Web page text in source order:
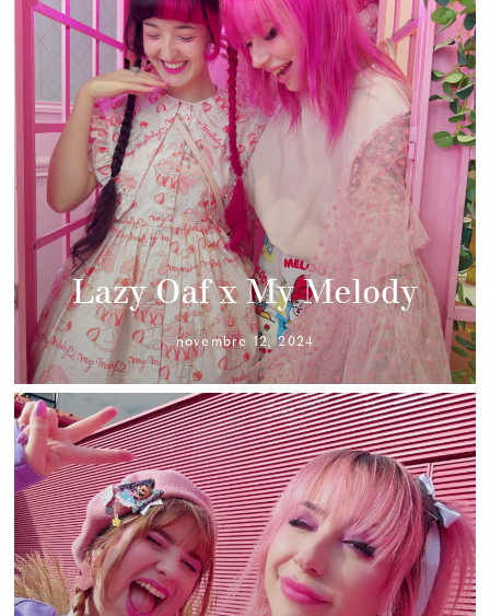
Lazy Oaf x My Melody
novembre 12, 2024